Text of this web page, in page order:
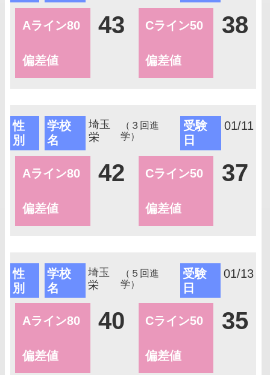
Aライン80
偏差値
43 Cライン50
偏差値
38
性
別
学校
名
埼玉
栄
（３回進
学）
受験
日
01/11
Aライン80
偏差値
42 Cライン50
偏差値
37
性
別
学校
名
埼玉
栄
（５回進
学）
受験
日
01/13
Aライン80
偏差値
40 Cライン50
偏差値
35